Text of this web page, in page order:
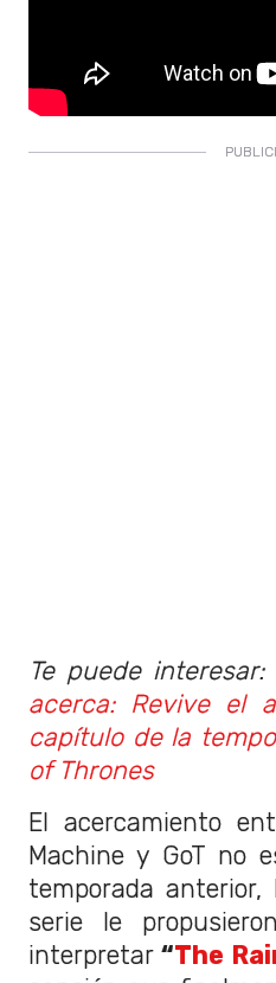
Te puede interesar:
acerca: Revive el
capítulo de la
of Thrones
El acercamiento
Machine y GoT no
temporada anterior,
serie le
interpretar “The